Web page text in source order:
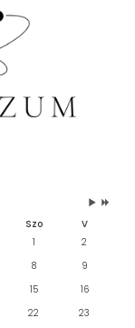
Szo
V
1
2
8
9
15
16
22
23